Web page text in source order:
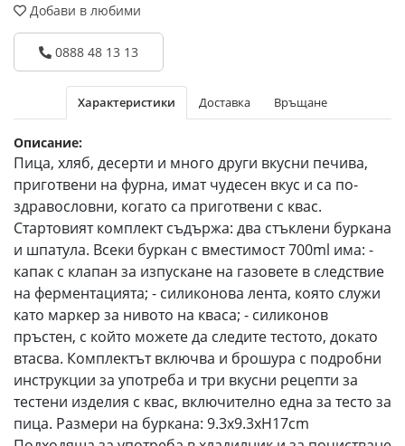
Добави в любими
0888 48 13 13
Характеристики Доставка Връщане
Описание:
Пица, хляб, десерти и много други вкусни печива,
приготвени на фурна, имат чудесен вкус и са по-
здравословни, когато са приготвени с квас.
Стартовият комплект съдържа: два стъклени буркана
и шпатула. Всеки буркан с вместимост 700ml има: -
капак с клапан за изпускане на газовете в следствие
на ферментацията; - силиконова лента, която служи
като маркер за нивото на кваса; - силиконов
пръстен, с който можете да следите тестото, докато
втасва. Комплектът включва и брошура с подробни
инструкции за употреба и три вкусни рецепти за
тестени изделия с квас, включително една за тесто за
пица. Размери на буркана: 9.3x9.3xH17cm